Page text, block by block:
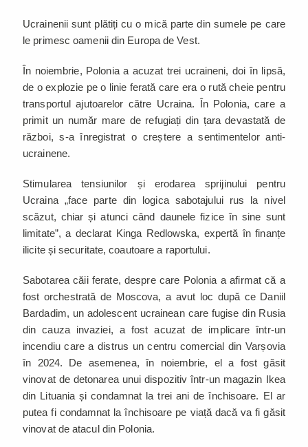
Ucrainenii sunt plătiți cu o mică parte din sumele pe care
le primesc oamenii din Europa de Vest.
În noiembrie, Polonia a acuzat trei ucraineni, doi în lipsă,
de o explozie pe o linie ferată care era o rută cheie pentru
transportul ajutoarelor către Ucraina. În Polonia, care a
primit un număr mare de refugiați din țara devastată de
război, s-a înregistrat o creștere a sentimentelor anti-
ucrainene.
Stimularea tensiunilor și erodarea sprijinului pentru
Ucraina „face parte din logica sabotajului rus la nivel
scăzut, chiar și atunci când daunele fizice în sine sunt
limitate”, a declarat Kinga Redlowska, expertă în finanțe
ilicite și securitate, coautoare a raportului.
Sabotarea căii ferate, despre care Polonia a afirmat că a
fost orchestrată de Moscova, a avut loc după ce Daniil
Bardadim, un adolescent ucrainean care fugise din Rusia
din cauza invaziei, a fost acuzat de implicare într-un
incendiu care a distrus un centru comercial din Varșovia
în 2024. De asemenea, în noiembrie, el a fost găsit
vinovat de detonarea unui dispozitiv într-un magazin Ikea
din Lituania și condamnat la trei ani de închisoare. El ar
putea fi condamnat la închisoare pe viață dacă va fi găsit
vinovat de atacul din Polonia.